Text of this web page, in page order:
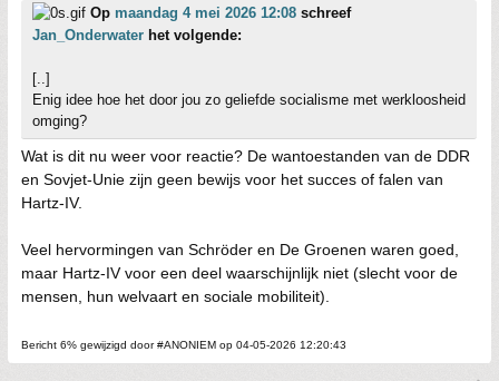
Op maandag 4 mei 2026 12:08 schreef
Jan_Onderwater het volgende:
[..]
Enig idee hoe het door jou zo geliefde socialisme met werkloosheid
omging?
Wat is dit nu weer voor reactie? De wantoestanden van de DDR
en Sovjet-Unie zijn geen bewijs voor het succes of falen van
Hartz-IV.
Veel hervormingen van Schröder en De Groenen waren goed,
maar Hartz-IV voor een deel waarschijnlijk niet (slecht voor de
mensen, hun welvaart en sociale mobiliteit).
Bericht 6% gewijzigd door #ANONIEM op 04-05-2026 12:20:43